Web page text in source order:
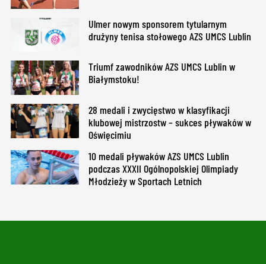
Ulmer nowym sponsorem tytularnym
drużyny tenisa stołowego AZS UMCS Lublin
Triumf zawodników AZS UMCS Lublin w
Białymstoku!
28 medali i zwycięstwo w klasyfikacji
klubowej mistrzostw – sukces pływaków w
Oświęcimiu
10 medali pływaków AZS UMCS Lublin
podczas XXXII Ogólnopolskiej Olimpiady
Młodzieży w Sportach Letnich